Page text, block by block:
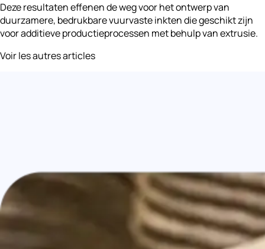
Deze resultaten effenen de weg voor het ontwerp van
duurzamere, bedrukbare vuurvaste inkten die geschikt zijn
voor additieve productieprocessen met behulp van extrusie.
Voir les autres articles